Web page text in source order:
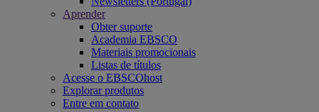
Aprender
Obter suporte
Academia EBSCO
Materiais promocionais
Listas de títulos
Acesse o EBSCOhost
Explorar produtos
Entre em contato